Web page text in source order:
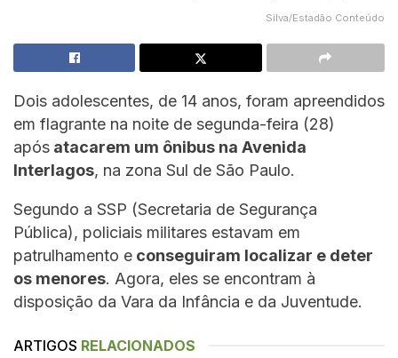
Silva/Estadão Conteúdo
Dois adolescentes, de 14 anos, foram apreendidos
em flagrante na noite de segunda-feira (28)
após atacarem um ônibus na Avenida
Interlagos, na zona Sul de São Paulo.
Segundo a SSP (Secretaria de Segurança
Pública), policiais militares estavam em
patrulhamento e conseguiram localizar e deter
os menores. Agora, eles se encontram à
disposição da Vara da Infância e da Juventude.
ARTIGOS RELACIONADOS